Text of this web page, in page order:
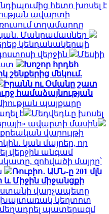
հետո խոսել է
ավարտի
տղամարդը
Մանրամասներ
կենդանակերպի
վերջին
Մեսիի
Խոշոր հրդեհ
մեկում.
Իրանն ու Օմանը շատ
համաձայնության
պայքարը
է
Մեդվեդևը խոսել
ավարտի մասին
վարույթի
կան մայրեր, որ
վերջին անգամ
զոհվածի մայրը՝
Ռուբիո․ ԱՄՆ-ը 201 մլն
և Միջին միջանցքի
վարչապետը
«խայտառակ կեղտոտ
պատերազմ